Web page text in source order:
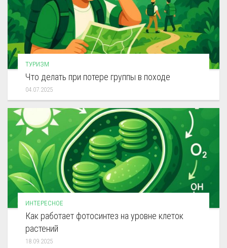
ТУРИЗМ
Что делать при потере группы в походе
04.07.2025
ИНТЕРЕСНОЕ
Как работает фотосинтез на уровне клеток
растений
18.09.2025